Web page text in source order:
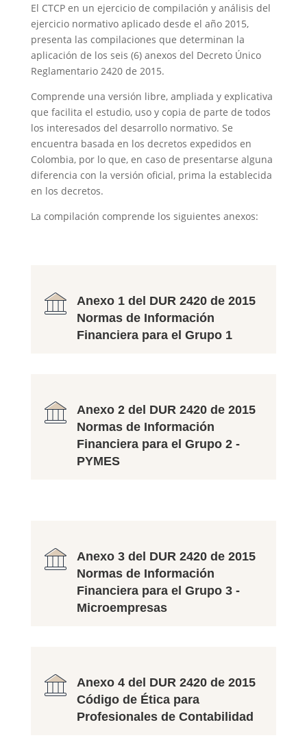
El CTCP en un ejercicio de compilación y análisis del
ejercicio normativo aplicado desde el año 2015,
presenta las compilaciones que determinan la
aplicación de los seis (6) anexos del Decreto Único
Reglamentario 2420 de 2015.
Comprende una versión libre, ampliada y explicativa
que facilita el estudio, uso y copia de parte de todos
los interesados del desarrollo normativo. Se
encuentra basada en los decretos expedidos en
Colombia, por lo que, en caso de presentarse alguna
diferencia con la versión oficial, prima la establecida
en los decretos.
La compilación comprende los siguientes anexos:
Anexo 1 del DUR 2420 de 2015
Normas de Información
Financiera para el Grupo 1
Anexo 2 del DUR 2420 de 2015
Normas de Información
Financiera para el Grupo 2 -
PYMES
Anexo 3 del DUR 2420 de 2015
Normas de Información
Financiera para el Grupo 3 -
Microempresas
Anexo 4 del DUR 2420 de 2015
Código de Ética para
Profesionales de Contabilidad